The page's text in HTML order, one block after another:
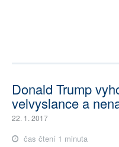
Donald Trump
velvyslance a
22. 1. 2017
čas čtení 1 minuta